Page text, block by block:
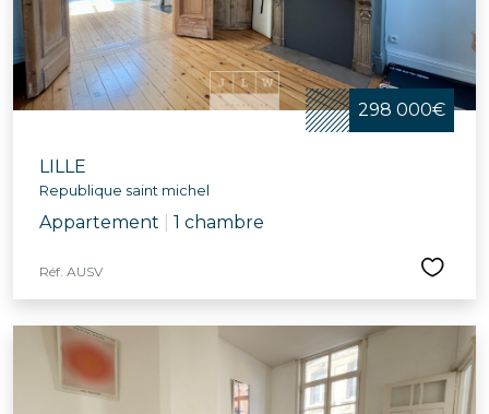
298 000€
LILLE
Republique saint michel
Appartement 1 chambre
Réf. AUSV